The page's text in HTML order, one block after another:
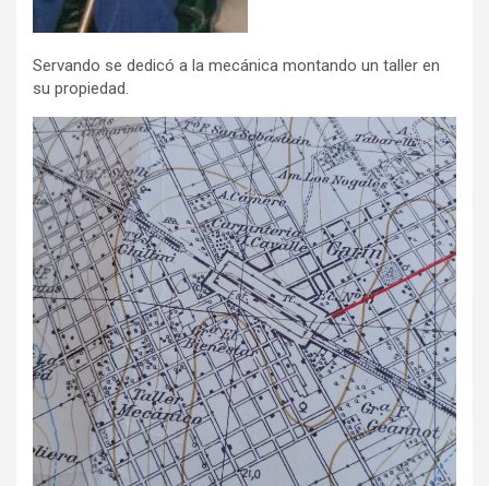
Servando se dedicó a la mecánica montando un taller en
su propiedad.